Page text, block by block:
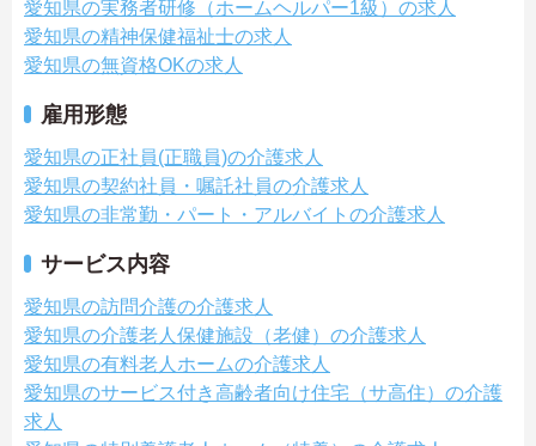
愛知県の実務者研修（ホームヘルパー1級）の求人
愛知県の精神保健福祉士の求人
愛知県の無資格OKの求人
雇用形態
愛知県の正社員(正職員)の介護求人
愛知県の契約社員・嘱託社員の介護求人
愛知県の非常勤・パート・アルバイトの介護求人
サービス内容
愛知県の訪問介護の介護求人
愛知県の介護老人保健施設（老健）の介護求人
愛知県の有料老人ホームの介護求人
愛知県のサービス付き高齢者向け住宅（サ高住）の介護
求人